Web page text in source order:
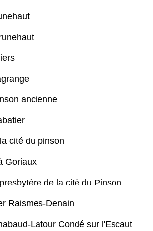
ancienne
cité du pinson
Goriaux
de la cité du Pinson
Raismes-Denain
Latour Condé sur l'Escaut